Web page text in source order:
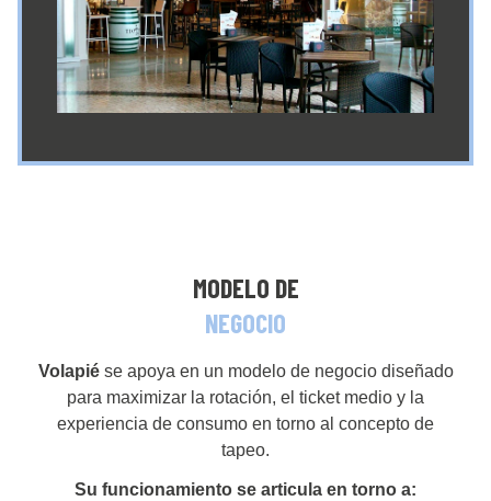
MODELO DE
NEGOCIO
Volapié se apoya en un modelo de negocio diseñado
para maximizar la rotación, el ticket medio y la
experiencia de consumo en torno al concepto de
tapeo.
Su funcionamiento se articula en torno a: